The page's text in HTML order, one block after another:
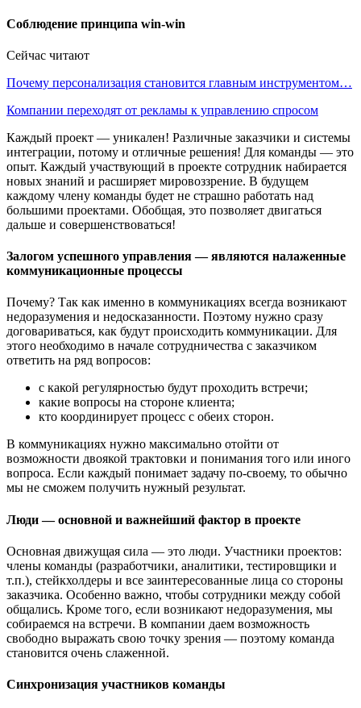
Соблюдение принципа win-win
Сейчас читают
Почему персонализация становится главным инструментом…
Компании переходят от рекламы к управлению спросом
Каждый проект — уникален! Различные заказчики и системы
интеграции, потому и отличные решения! Для команды — это
опыт. Каждый участвующий в проекте сотрудник набирается
новых знаний и расширяет мировоззрение. В будущем
каждому члену команды будет не страшно работать над
большими проектами. Обобщая, это позволяет двигаться
дальше и совершенствоваться!
Залогом успешного управления — являются налаженные
коммуникационные процессы
Почему? Так как именно в коммуникациях всегда возникают
недоразумения и недосказанности. Поэтому нужно сразу
договариваться, как будут происходить коммуникации. Для
этого необходимо в начале сотрудничества с заказчиком
ответить на ряд вопросов:
с какой регулярностью будут проходить встречи;
какие вопросы на стороне клиента;
кто координирует процесс с обеих сторон.
В коммуникациях нужно максимально отойти от
возможности двоякой трактовки и понимания того или иного
вопроса. Если каждый понимает задачу по-своему, то обычно
мы не сможем получить нужный результат.
Люди — основной и важнейший фактор в проекте
Основная движущая сила — это люди. Участники проектов:
члены команды (разработчики, аналитики, тестировщики и
т.п.), стейкхолдеры и все заинтересованные лица со стороны
заказчика. Особенно важно, чтобы сотрудники между собой
общались. Кроме того, если возникают недоразумения, мы
собираемся на встречи. В компании даем возможность
свободно выражать свою точку зрения — поэтому команда
становится очень слаженной.
Синхронизация участников команды